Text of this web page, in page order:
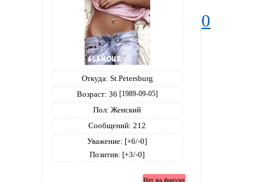
Откуда: St.Petersburg
Возраст: 36 [1989-09-05]
Пол: Женский
Сообщений: 212
Уважение: [+6/-0]
Позитив: [+3/-0]
0